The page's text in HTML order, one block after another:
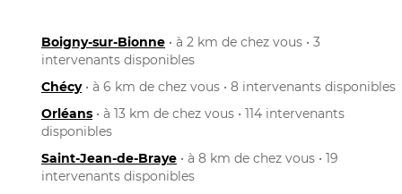
Boigny-sur-Bionne • à 2 km de chez vous • 3
intervenants disponibles
Chécy• à 6 km de chez vous • 8 intervenants disponibles
Orléans • à 13 km de chez vous • 114 intervenants
disponibles
Saint-Jean-de-Braye • à 8 km de chez vous • 19
intervenants disponibles